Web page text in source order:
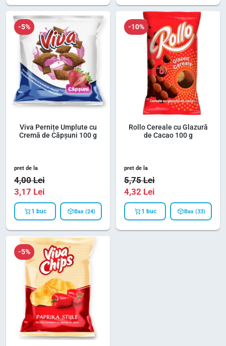
-5%
Viva Pernițe Umplute cu
Cremă de Căpșuni 100 g
pret de la
4,00Lei
3,17 Lei
1 buc Bax (24)
-10%
Rollo Cereale cu Glazură
de Cacao 100 g
pret de la
5,75Lei
4,32 Lei
1 buc Bax (33)
-5%